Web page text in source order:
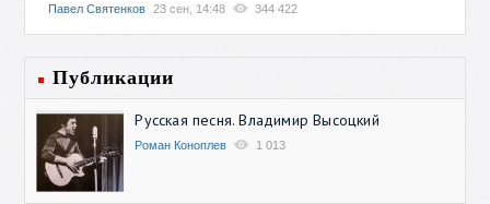
Павел Святенков 23 сен, 14:48 344 422
Публикации
Русская песня. Владимир Высоцкий
Роман Коноплев 1 013